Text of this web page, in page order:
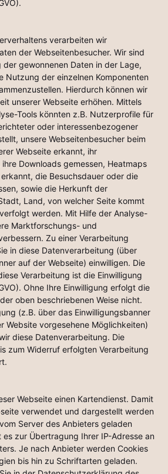
verarbeiten wir
der Webseitenbesucher. Wir sind
gewonnenen Daten in der Lage,
Nutzung der einzelnen Komponenten
Hierdurch können wir
unserer Webseite erhöhen. Mittels
Tools könnten z.B. Nutzerprofile für
oder interessenbezogener
unsere Webseitenbesucher beim
Webseite erkannt, ihr
Downloads gemessen, Heatmaps
die Besuchsdauer oder die
sowie die Herkunft der
Land, von welcher Seite kommt
werden. Mit Hilfe der Analyse-
Marktforschungs- und
Zu einer Verarbeitung
in diese Datenverarbeitung (über
auf der Webseite) einwilligen. Die
Verarbeitung ist die Einwilligung
Ohne Ihre Einwilligung erfolgt die
oben beschriebenen Weise nicht.
(z.B. über das Einwilligungsbanner
Website vorgesehene Möglichkeiten)
diese Datenverarbeitung. Die
zum Widerruf erfolgten Verarbeitung
Webseite einen Kartendienst. Damit
verwendet und dargestellt werden
Server des Anbieters geladen
zur Übertragung Ihrer IP-Adresse an
Je nach Anbieter werden Cookies
bis hin zu Schriftarten geladen.